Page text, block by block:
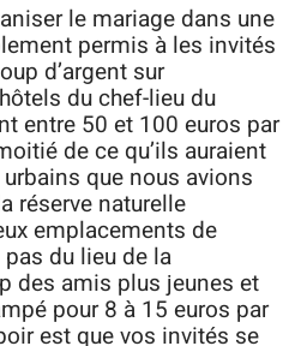
le mariage dans une
permis à les invités
d’argent sur
du chef-lieu du
entre 50 et 100 euros par
de ce qu’ils auraient
que nous avions
réserve naturelle
emplacements de
du lieu de la
des amis plus jeunes et
pour 8 à 15 euros par
est que vos invités se